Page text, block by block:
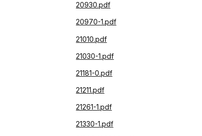
20930.pdf
20970-1.pdf
21010.pdf
21030-1.pdf
21181-0.pdf
21211.pdf
21261-1.pdf
21330-1.pdf